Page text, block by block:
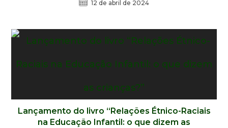
12 de abril de 2024
Lançamento do livro “Relações Étnico-Raciais
na Educação Infantil: o que dizem as